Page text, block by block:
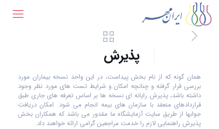
پذیرش
همان گونه که از نام بخش پیداست، در این واحد نسخه بیماران مورد
بررسی قرار گرفته و چنانچه امکان و شرایط تست های مورد نظر وجود
داشته باشد، پذیرش رایانه ای نسخه ها بر اساس تعرفه های جاری طبق
قراردادهای منعقد با سازمان های بیمه انجام می شود. امکان دریافت
جوابها از طریق سایت آزمایشگاه ما مقدور می باشد که همکاران بخش
پذیرش راهنمایی لازم را خدمت مراجعین گرامی ارائه خواهند داد.